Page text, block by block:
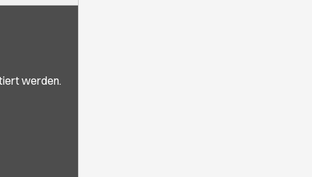
werden.